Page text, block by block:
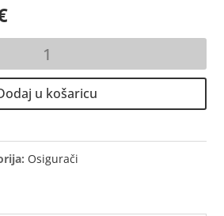
Trenutna
cijena
3,31 €.
u košaricu
Osigurači